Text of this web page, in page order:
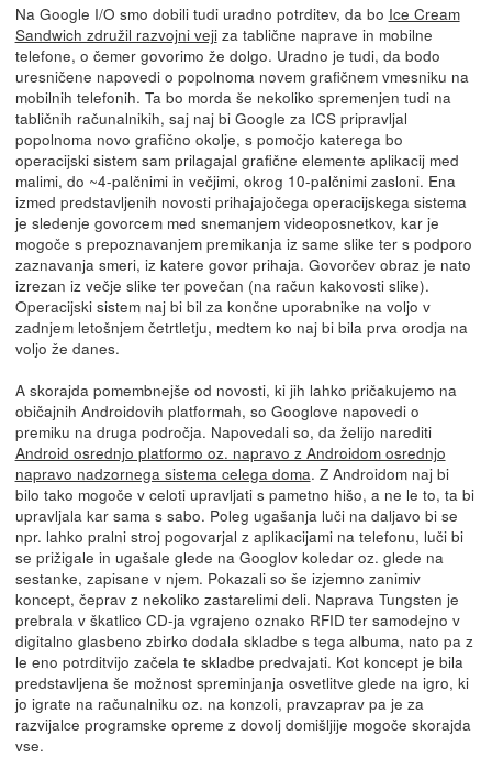
Na Google I/O smo dobili tudi uradno potrditev, da bo Ice Cream
Sandwich združil razvojni vejiza tablične naprave in mobilne
telefone, o čemer govorimo že dolgo. Uradno je tudi, da bodo
uresničene napovedi o popolnoma novem grafičnem vmesniku na
mobilnih telefonih. Ta bo morda še nekoliko spremenjen tudi na
tabličnih računalnikih, saj naj bi Google za ICS pripravljal
popolnoma novo grafično okolje, s pomočjo katerega bo
operacijski sistem sam prilagajal grafične elemente aplikacij med
malimi, do ~4-palčnimi in večjimi, okrog 10-palčnimi zasloni. Ena
izmed predstavljenih novosti prihajajočega operacijskega sistema
je sledenje govorcem med snemanjem videoposnetkov, kar je
mogoče s prepoznavanjem premikanja iz same slike ter s podporo
zaznavanja smeri, iz katere govor prihaja. Govorčev obraz je nato
izrezan iz večje slike ter povečan (na račun kakovosti slike).
Operacijski sistem naj bi bil za končne uporabnike na voljo v
zadnjem letošnjem četrtletju, medtem ko naj bi bila prva orodja na
voljo že danes.
A skorajda pomembnejše od novosti, ki jih lahko pričakujemo na
običajnih Androidovih platformah, so Googlove napovedi o
premiku na druga področja. Napovedali so, da želijo narediti
Android osrednjo platformo oz. napravo z Androidom osrednjo
napravo nadzornega sistema celega doma. Z Androidom naj bi
bilo tako mogoče v celoti upravljati s pametno hišo, a ne le to, ta bi
upravljala kar sama s sabo. Poleg ugašanja luči na daljavo bi se
npr. lahko pralni stroj pogovarjal z aplikacijami na telefonu, luči bi
se prižigale in ugašale glede na Googlov koledar oz. glede na
sestanke, zapisane v njem. Pokazali so še izjemno zanimiv
koncept, čeprav z nekoliko zastarelimi deli. Naprava Tungsten je
prebrala v škatlico CD-ja vgrajeno oznako RFID ter samodejno v
digitalno glasbeno zbirko dodala skladbe s tega albuma, nato pa z
le eno potrditvijo začela te skladbe predvajati. Kot koncept je bila
predstavljena še možnost spreminjanja osvetlitve glede na igro, ki
jo igrate na računalniku oz. na konzoli, pravzaprav pa je za
razvijalce programske opreme z dovolj domišljije mogoče skorajda
vse.